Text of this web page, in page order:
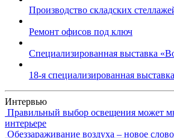
Производство складских
Ремонт офисов под ключ
Специализированная выставка
18-я специализированная
Интервью
Правильный выбор освещения может
интерьере
Обеззараживание воздуха – новое